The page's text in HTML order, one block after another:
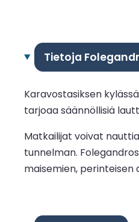
Tietoja
Karavostasiksen
tarjoaa säännöllisiä
Matkailijat voivat
tunnelman.
maisemien,